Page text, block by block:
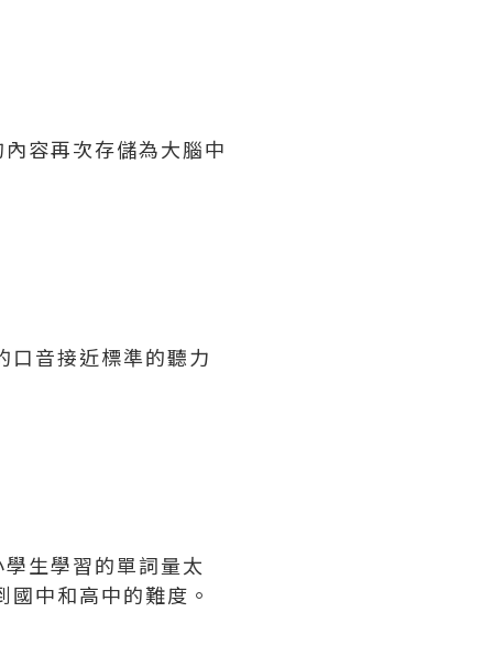
容再次存儲為大腦中
口音接近標準的聽力
生學習的單詞量太
中和高中的難度。